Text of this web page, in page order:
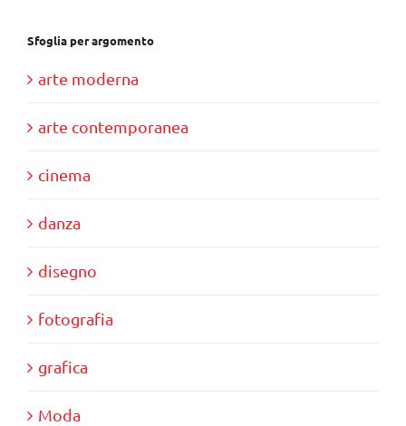
Sfoglia per argomento
arte moderna
arte contemporanea
cinema
danza
disegno
fotografia
grafica
Moda